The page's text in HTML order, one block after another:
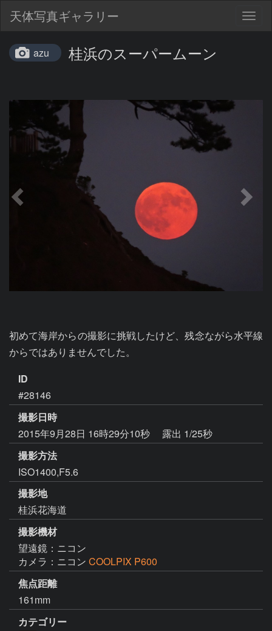
天体写真ギャラリー
azu 桂浜のスーパームーン
初めて海岸からの撮影に挑戦したけど、残念ながら水平線
からではありませんでした。
ID
#28146
撮影日時
2015年9月28日 16時29分10秒
露出 1/25秒
撮影方法
ISO1400,F5.6
撮影地
桂浜花海道
撮影機材
望遠鏡：ニコン
カメラ：ニコン COOLPIX P600
焦点距離
161mm
カテゴリー